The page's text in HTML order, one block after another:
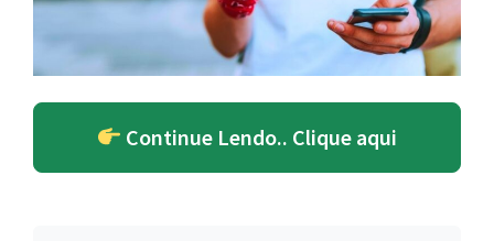
Continue Lendo.. Clique aqui